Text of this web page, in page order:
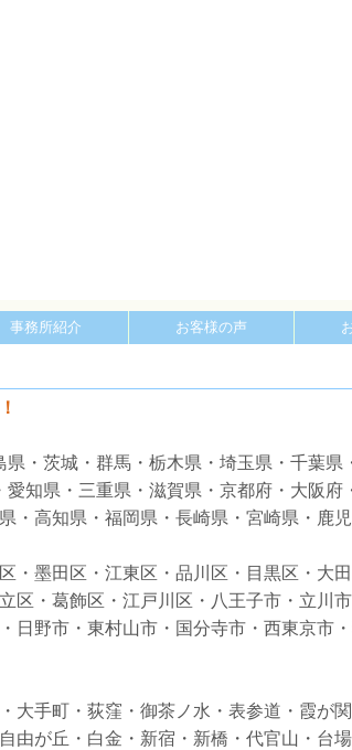
事務所紹介 お客様の声
・茨城・群馬・栃木県・埼玉県・千葉
知県・三重県・滋賀県・京都府・大阪府
・高知県・福岡県・長崎県・宮崎県・鹿
・墨田区・江東区・品川区・目黒区・大
区・葛飾区・江戸川区・八王子市・立川
日野市・東村山市・国分寺市・西東京市
大手町・荻窪・御茶ノ水・表参道・霞が
由が丘・白金・新宿・新橋・代官山・台